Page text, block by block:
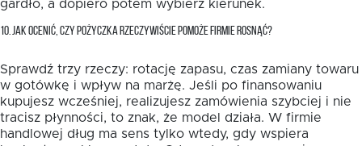
gardło, a dopiero potem wybierz kierunek.
10. JAK OCENIĆ, CZY POŻYCZKA RZECZYWIŚCIE POMOŻE FIRMIE ROSNĄĆ?
Sprawdź trzy rzeczy: rotację zapasu, czas zamiany towaru
w gotówkę i wpływ na marżę. Jeśli po finansowaniu
kupujesz wcześniej, realizujesz zamówienia szybciej i nie
tracisz płynności, to znak, że model działa. W firmie
handlowej dług ma sens tylko wtedy, gdy wspiera